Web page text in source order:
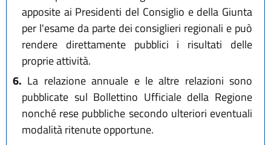
apposite ai Presidenti del Consiglio e della Giunta
per l'esame da parte dei consiglieri regionali e può
rendere direttamente pubblici i risultati delle
proprie attività.
6. La relazione annuale e le altre relazioni sono
pubblicate sul Bollettino Ufficiale della Regione
nonché rese pubbliche secondo ulteriori eventuali
modalità ritenute opportune.